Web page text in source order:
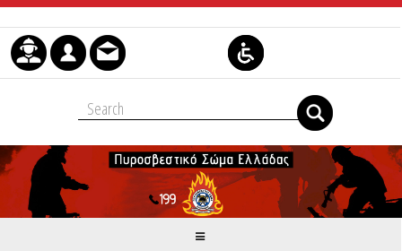
Μετάβαση στο περιεχόμενο